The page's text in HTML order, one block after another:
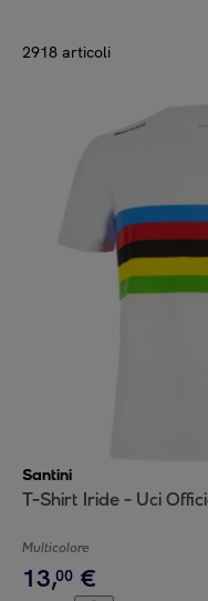
2918 articoli
Santini
T-Shirt Iride - Uci
Multicolore
13,00 €